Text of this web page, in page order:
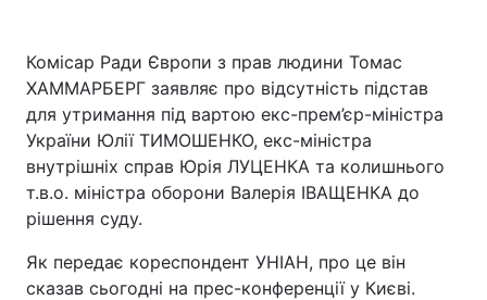
Комісар Ради Європи з прав людини Томас
ХАММАРБЕРГ заявляє про відсутність підстав
для утримання під вартою екс-прем’єр-міністра
України Юлії ТИМОШЕНКО, екс-міністра
внутрішніх справ Юрія ЛУЦЕНКА та колишнього
т.в.о. міністра оборони Валерія ІВАЩЕНКА до
рішення суду.
Як передає кореспондент УНІАН, про це він
сказав сьогодні на прес-конференції у Києві.